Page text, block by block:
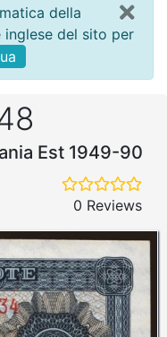
della
inglese del sito per
Est 1949-90
0 Reviews